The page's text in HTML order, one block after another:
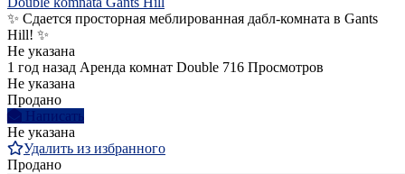
✨ Сдается просторная меблированная дабл-комната в Gants
Hill! ✨
Не указана
1 год назад Аренда комнат Double 716 Просмотров
Не указана
Продано
Написать
Не указана
Удалить из избранного
Продано